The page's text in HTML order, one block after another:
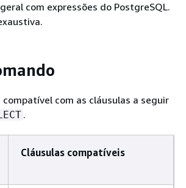
com expressões do PostgreSQL.
compatível com as cláusulas a seguir
.
Cláusulas compatíveis